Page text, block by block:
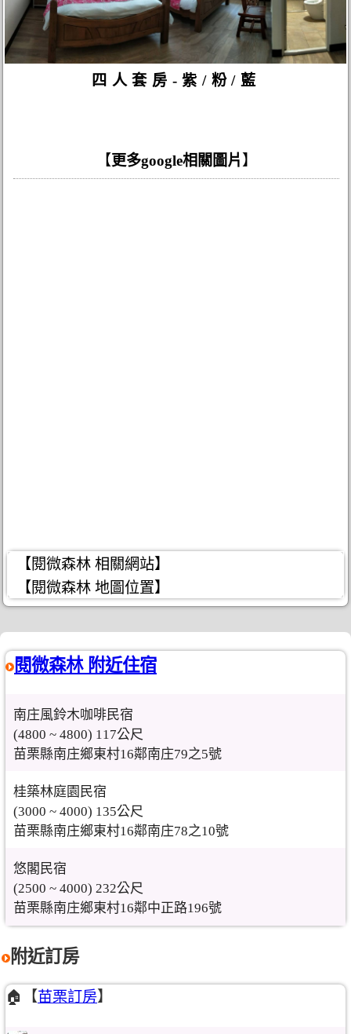
四人套房-紫/粉/藍
【更多google相關圖片 】
【閱微森林 相關網站】
【閱微森林 地圖位置】
閱微森林 附近住宿
南庄風鈴木咖啡民宿
(4800 ~ 4800) 117公尺
苗栗縣南庄鄉東村16鄰南庄79之5號
桂築林庭園民宿
(3000 ~ 4000) 135公尺
苗栗縣南庄鄉東村16鄰南庄78之10號
悠閣民宿
(2500 ~ 4000) 232公尺
苗栗縣南庄鄉東村16鄰中正路196號
附近訂房
🏠【苗栗訂房】